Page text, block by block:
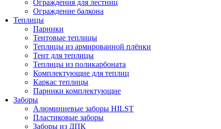
Ограждения для лестниц
Ограждение балкона
Теплицы
Парники
Тентовые теплицы
Теплицы из армированной плёнки
Тент для теплицы
Теплицы из поликарбоната
Комплектующие для теплиц
Каркас теплицы
Парники комплектующие
Заборы
Алюминиевые заборы HILST
Пластиковые заборы
Заборы из ДПК